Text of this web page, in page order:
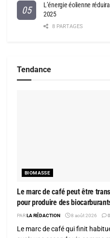
L’énergie éolienne
2025
8 PARTAGES
Tendance
BIOMASSE
Le marc de café peut être
pour produire des
PARLA RÉDACTION 8 août 2026 0
Le marc de café qui finit